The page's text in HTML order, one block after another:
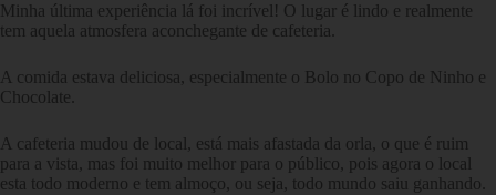
Minha última experiência lá foi incrível! O lugar é lindo e realmente
tem aquela atmosfera aconchegante de cafeteria.
A comida estava deliciosa, especialmente o Bolo no Copo de Ninho e
Chocolate.
A cafeteria mudou de local, está mais afastada da orla, o que é ruim
para a vista, mas foi muito melhor para o público, pois agora o local
esta todo moderno e tem almoço, ou seja, todo mundo saiu ganhando.